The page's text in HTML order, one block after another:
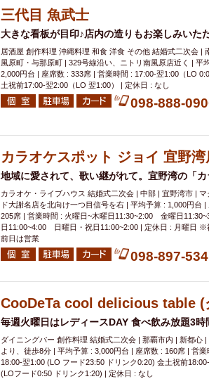
三代目 魚武士
大きな看板が目印♪店内の造りもお楽しみいた
居酒屋 創作料理 沖縄料理 和食 洋食 その他 結婚式二次会 |
風原町・与那原町 | 329号線沿い、ニトリ南風原店近く | 平
2,000円台 | 座席数 : 333席 | 営業時間 : 17:00-翌1:00（LO
土祝前17:00-翌2:00（LO 翌1:00） | 定休日 : なし
098-888-
カラオケスポット ジョイ 宜野湾
地域に愛されて、歌い継がれて。宜野湾の「カ
カラオケ・ライブハウス 結婚式二次会 | 中部 | 宜野湾市 | マ
ド大謝名店を北向け一つ目信号を右 | 平均予算 : 1,000円台 |
205席 | 営業時間 : 火曜日~木曜日11:30~2:00 金曜日
日11:00~4:00 日曜日・祝日11:00~2:00 | 定休日 : 月曜日 ※
前日は営業
098-897-
CooDeTa cool delicious table (
毎週火曜日はレディースDAY 食べ飲み放題3
ダイニングバー 創作料理 結婚式二次会 | 那覇市内 | 新都心 |
より、徒歩8分 | 平均予算 : 3,000円台 | 座席数 : 160席 | 営業
18:00-翌1:00 (LO フード23:50 ドリンク0:20) 金土祝前
(LOフード0:50 ドリンク1:20) | 定休日 : なし